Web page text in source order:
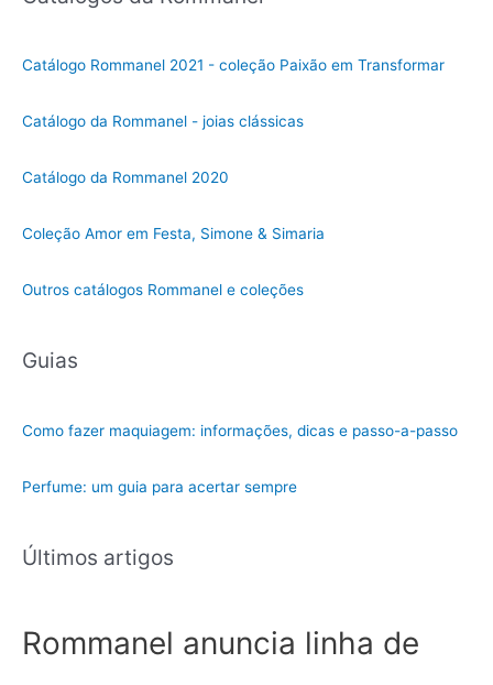
c
t
o
i
Catálogo Rommanel 2021 - coleção Paixão em Transformar
Catálogo da Rommanel - joias clássicas
Catálogo da Rommanel 2020
Coleção Amor em Festa, Simone & Simaria
Outros catálogos Rommanel e coleções
Guias
Como fazer maquiagem: informações, dicas e passo-a-passo
Perfume: um guia para acertar sempre
Últimos artigos
Rommanel anuncia linha de